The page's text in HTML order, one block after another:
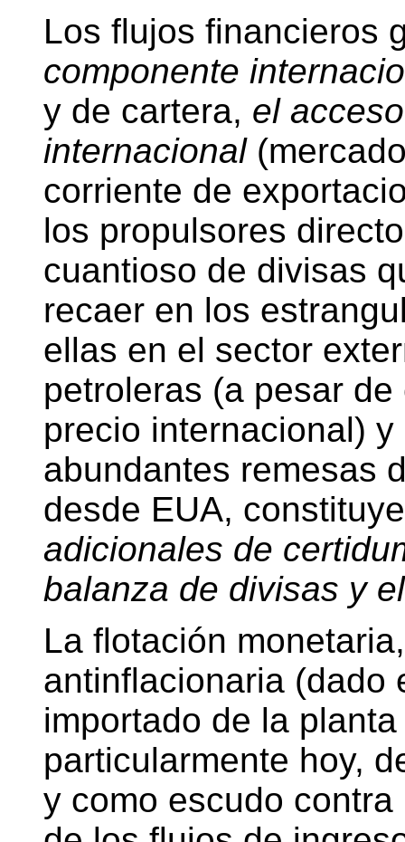
Los flujos financieros
componente
y de cartera, el
internacional
corriente de
los propulsores
cuantioso de divisas
recaer en los
ellas en el sector
petroleras (a pesar
precio internacional)
abundantes remesas
desde EUA,
adicionales de
balanza de divisas y
La flotación
antinflacionaria (dado
importado de la
particularmente hoy,
y como escudo